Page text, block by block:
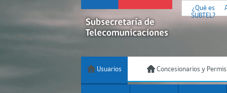
¿Qué es
SUBTEL?
Usuarios Concesionarios y